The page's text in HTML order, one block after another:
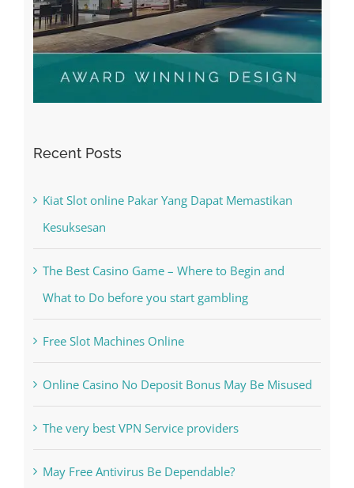
Recent Posts
Kiat Slot online Pakar Yang Dapat Memastikan
Kesuksesan
The Best Casino Game – Where to Begin and
What to Do before you start gambling
Free Slot Machines Online
Online Casino No Deposit Bonus May Be Misused
The very best VPN Service providers
May Free Antivirus Be Dependable?